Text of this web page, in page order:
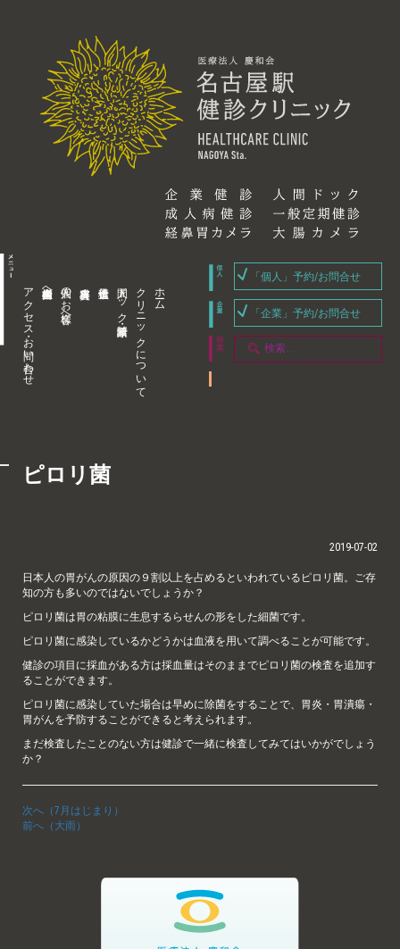
アクセス・お問い合わせ 企業内担当者様へ 個人のお客様へ 人間ドック・健康診断 クリニックについて ホーム
「個人」予約/お問合せ
「企業」予約/お問合せ
ピロリ菌
2019-07-02
日本人の胃がんの原因の９割以上を占めるといわれているピロリ菌。ご存
知の方も多いのではないでしょうか？
ピロリ菌は胃の粘膜に生息するらせんの形をした細菌です。
ピロリ菌に感染しているかどうかは血液を用いて調べることが可能です。
健診の項目に採血がある方は採血量はそのままでピロリ菌の検査を追加す
ることができます。
ピロリ菌に感染していた場合は早めに除菌をすることで、胃炎・胃潰瘍・
胃がんを予防することができると考えられます。
まだ検査したことのない方は健診で一緒に検査してみてはいかがでしょう
か？
次へ（7月はじまり）
前へ（大雨）